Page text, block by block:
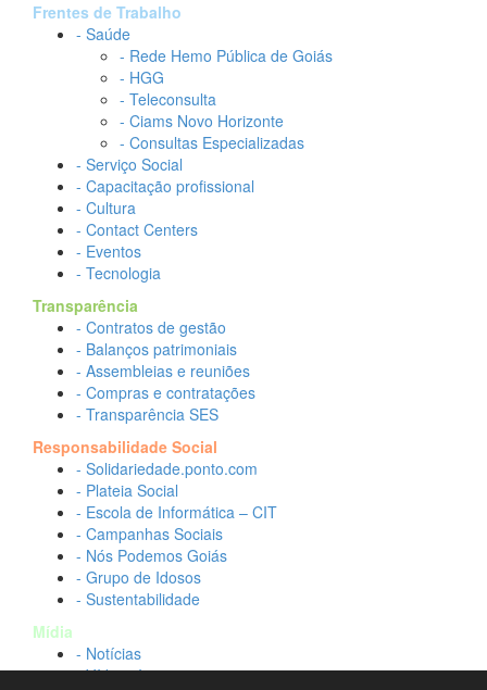
Frentes de Trabalho
- Saúde
- Rede Hemo Pública de Goiás
- HGG
- Teleconsulta
- Ciams Novo Horizonte
- Consultas Especializadas
- Serviço Social
- Capacitação profissional
- Cultura
- Contact Centers
- Eventos
- Tecnologia
Transparência
- Contratos de gestão
- Balanços patrimoniais
- Assembleias e reuniões
- Compras e contratações
- Transparência SES
Responsabilidade Social
- Solidariedade.ponto.com
- Plateia Social
- Escola de Informática – CIT
- Campanhas Sociais
- Nós Podemos Goiás
- Grupo de Idosos
- Sustentabilidade
Mídia
- Notícias
- Vídeos Institucionais